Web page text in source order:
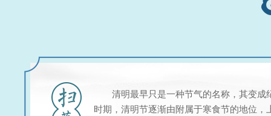
清明最早只是一种节气的名称，其变
时期，清明节逐渐由附属于寒食节的地位